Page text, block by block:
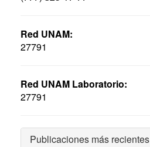
Red UNAM:
27791
Red UNAM Laboratorio:
27791
Publicaciones más recientes